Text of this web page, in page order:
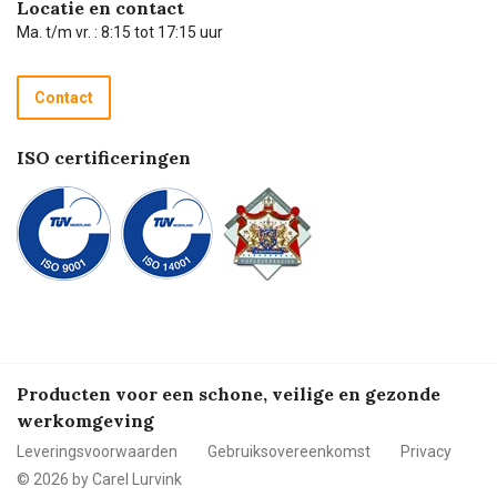
Technische dienst
Recycle programma
Betalen
Locatie en contact
Ma. t/m vr. : 8:15 tot 17:15 uur
Contact
ISO certificeringen
Producten voor een schone, veilige en gezonde
werkomgeving
Leveringsvoorwaarden Gebruiksovereenkomst
Privacy
© 2026 by Carel Lurvink